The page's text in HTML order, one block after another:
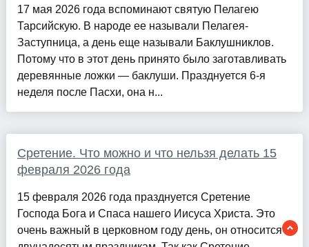
17 мая 2026 года вспоминают святую Пелагею
Тарсийскую. В народе ее называли Пелагея-
Заступница, а день еще называли Баклушниклов.
Потому что в этот день принято было заготавливать
деревянные ложки — баклуши. Празднуется 6-я
неделя после Пасхи, она н...
Сретение. Что можно и что нельзя делать 15
февраля 2026 года
15 февраля 2026 года празднуется Сретение
Господа Бога и Спаса нашего Иисуса Христа. Это
очень важный в церковном году день, он относится к